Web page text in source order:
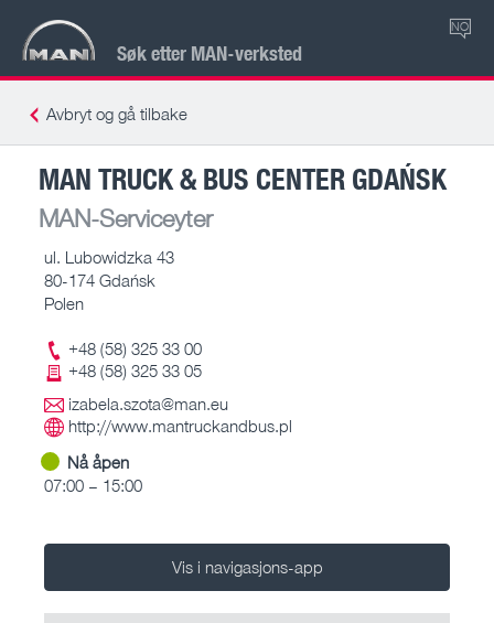
Søk etter MAN-verksted
NO
Avbryt og gå tilbake
MAN TRUCK & BUS CENTER GDAŃSK
MAN-Serviceyter
ul. Lubowidzka 43
80-174 Gdańsk
Polen
+48 (58) 325 33 00
+48 (58) 325 33 05
izabela.szota@man.eu
http://www.mantruckandbus.pl
Nå åpen
07:00 – 15:00
Vis i navigasjons-app